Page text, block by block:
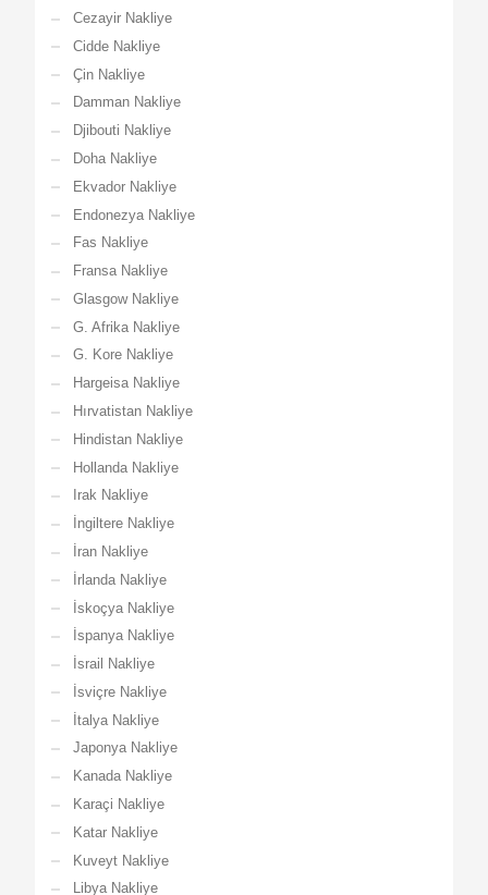
Cezayir Nakliye
Cidde Nakliye
Çin Nakliye
Damman Nakliye
Djibouti Nakliye
Doha Nakliye
Ekvador Nakliye
Endonezya Nakliye
Fas Nakliye
Fransa Nakliye
Glasgow Nakliye
G. Afrika Nakliye
G. Kore Nakliye
Hargeisa Nakliye
Hırvatistan Nakliye
Hindistan Nakliye
Hollanda Nakliye
Irak Nakliye
İngiltere Nakliye
İran Nakliye
İrlanda Nakliye
İskoçya Nakliye
İspanya Nakliye
İsrail Nakliye
İsviçre Nakliye
İtalya Nakliye
Japonya Nakliye
Kanada Nakliye
Karaçi Nakliye
Katar Nakliye
Kuveyt Nakliye
Libya Nakliye